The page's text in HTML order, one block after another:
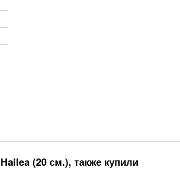
(20 см.), также купили